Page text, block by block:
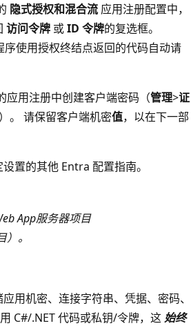
隐式授权和混合流 应用注册配置中，
访问令牌 或ID 令牌的复选框。
使用授权终结点返回的代码自动请
用注册中创建客户端密码（管理>证
）。 请保留客户端机密值，以在下一部
置的其他 Entra 配置指南。
App服务器项目
）。
用机密、连接字符串、凭据、密码、
C#/.NET 代码或私钥/令牌，这始终